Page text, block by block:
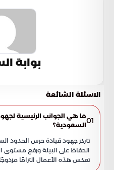
بوابة
الاسئلة الشائعة
01ما هي الجوانب الرئيسية
السعودية؟
تتركز جهود قيادة حرس الحدود
الحفاظ على البيئة ورفع مستوى
تعكس هذه الأعمال التزامًا